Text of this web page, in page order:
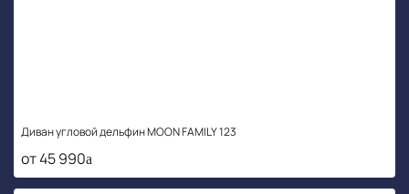
Диван угловой дельфин MOON FAMILY 123
от 45 990